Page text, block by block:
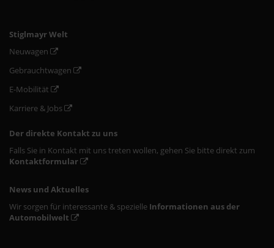
Stiglmayr Welt
Neuwagen
Gebrauchtwagen
E-Mobilität
Karriere & Jobs
Der direkte Kontakt zu uns
Falls Sie in Kontakt mit uns treten wollen, gehen Sie bitte direkt zum
Kontaktformular
News und Aktuelles
Wir sorgen für interessante & spezielle Informationen aus der
Automobilwelt